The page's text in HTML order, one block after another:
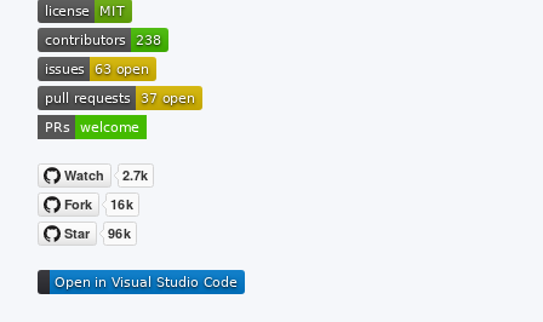
获取最新文档失败，请稍后重试